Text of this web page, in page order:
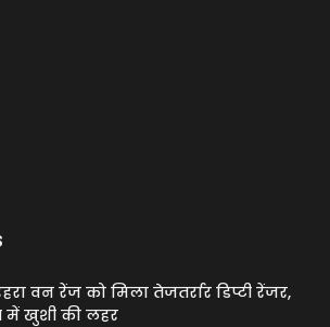
वन रेंज को मिला तेजतर्रार डिप्टी रेंजर,
में खुशी की लहर